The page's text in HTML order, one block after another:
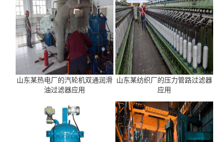
山东某热电厂的汽轮机双通润滑
油过滤器应用
山东某纺织厂的压力管路过滤器
应用